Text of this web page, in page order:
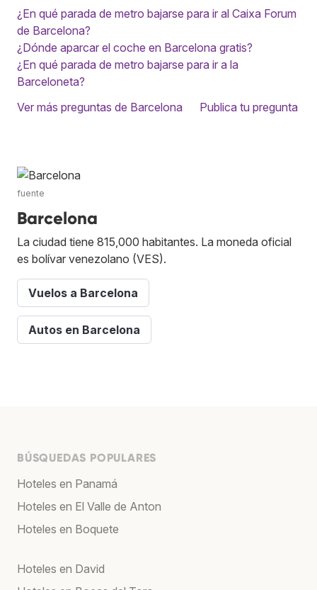
¿En qué parada de metro bajarse para ir al Caixa Forum
de Barcelona?
¿Dónde aparcar el coche en Barcelona gratis?
¿En qué parada de metro bajarse para ir a la
Barceloneta?
Ver más preguntas de Barcelona
Publica tu pregunta
fuente
Barcelona
La ciudad tiene 815,000 habitantes. La moneda oficial
es bolívar venezolano (VES).
Vuelos a Barcelona
Autos en Barcelona
BÚSQUEDAS POPULARES
Hoteles en Panamá
Hoteles en El Valle de Anton
Hoteles en Boquete
Hoteles en David